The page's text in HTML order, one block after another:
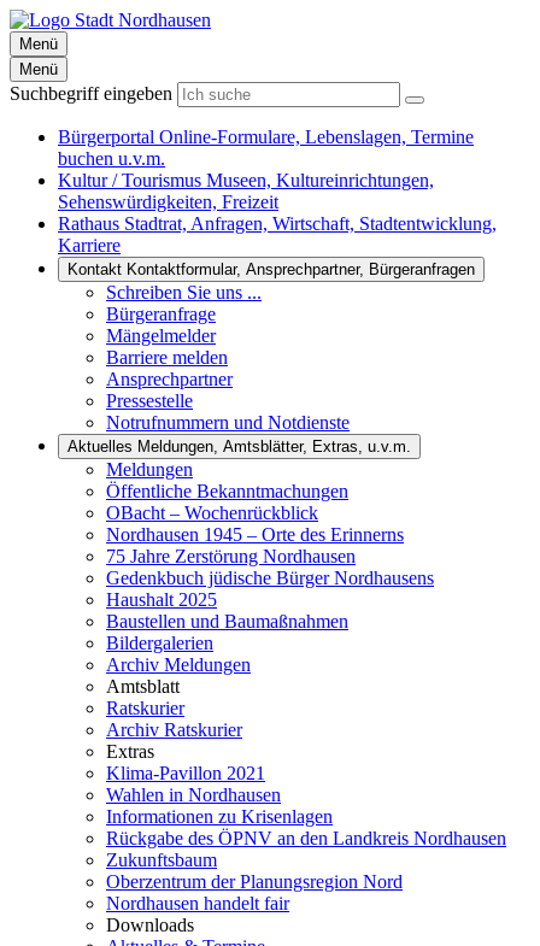
Menü
Menü
Suchbegriff eingeben
Bürgerportal Online-Formulare, Lebenslagen, Termine
buchen u.v.m.
Kultur / Tourismus Museen, Kultureinrichtungen,
Sehenswürdigkeiten, Freizeit
Rathaus Stadtrat, Anfragen, Wirtschaft, Stadtentwicklung,
Karriere
Kontakt Kontaktformular, Ansprechpartner, Bürgeranfragen
Schreiben Sie uns ...
Bürgeranfrage
Mängelmelder
Barriere melden
Ansprechpartner
Pressestelle
Notrufnummern und Notdienste
Aktuelles Meldungen, Amtsblätter, Extras, u.v.m.
Meldungen
Öffentliche Bekanntmachungen
OBacht – Wochenrückblick
Nordhausen 1945 – Orte des Erinnerns
75 Jahre Zerstörung Nordhausen
Gedenkbuch jüdische Bürger Nordhausens
Haushalt 2025
Baustellen und Baumaßnahmen
Bildergalerien
Archiv Meldungen
Amtsblatt
Ratskurier
Archiv Ratskurier
Extras
Klima-Pavillon 2021
Wahlen in Nordhausen
Informationen zu Krisenlagen
Rückgabe des ÖPNV an den Landkreis Nordhausen
Zukunftsbaum
Oberzentrum der Planungsregion Nord
Nordhausen handelt fair
Downloads